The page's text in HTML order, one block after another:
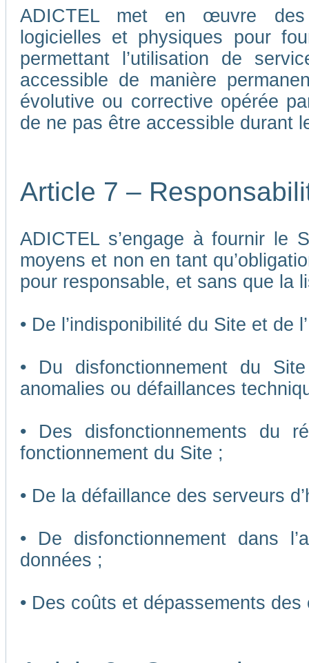
ADICTEL met en œuvre des
logicielles et physiques pour
permettant l’utilisation de
accessible de manière
évolutive ou corrective opérée
de ne pas être accessible durant
Article 7 –
ADICTEL s’engage à fournir le
moyens et non en tant
pour responsable, et sans que la
• De l’indisponibilité du Site et de
• Du disfonctionnement du
anomalies ou défaillances
• Des disfonctionnements du
fonctionnement du Site ;
• De la défaillance des serveurs
• De disfonctionnement dans
données ;
• Des coûts et dépassements